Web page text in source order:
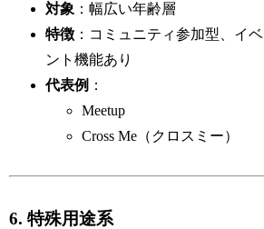
対象 ：幅広い年齢層
特徴 ：コミュニティ参加型、イベ
ント機能あり
代表例 ：
Meetup
Cross Me（クロスミー）
6. 特殊用途系